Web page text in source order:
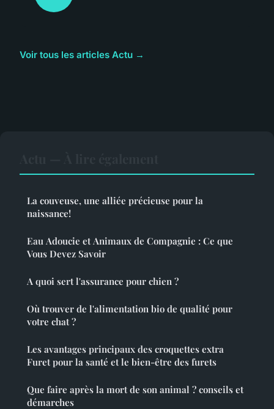
Voir tous les articles Actu →
La couveuse, une alliée précieuse pour la
naissance!
Eau Adoucie et Animaux de Compagnie : Ce que
Vous Devez Savoir
A quoi sert l'assurance pour chien ?
Où trouver de l'alimentation bio de qualité pour
votre chat ?
Les avantages principaux des croquettes extra
Furet pour la santé et le bien-être des furets
Que faire après la mort de son animal ? conseils et
démarches